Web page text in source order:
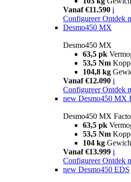
Vanaf €11.590 i
Configureer Ontdek
Desmo450 MX
Desmo450 MX
63,5 pk
53,5 Nm
104,8 kg
Vanaf €12.090 i
Configureer Ontdek
new Desmo450 MX
Desmo450 MX
63,5 pk
53,5 Nm
104 kg
Vanaf €13.999 i
Configureer Ontdek
new Desmo450 EDS